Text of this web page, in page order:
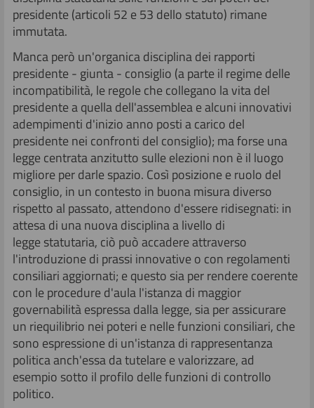
presidente (articoli 52 e 53 dello statuto) rimane
immutata.
Manca però un'organica disciplina dei rapporti
presidente - giunta - consiglio (a parte il regime delle
incompatibilità, le regole che collegano la vita del
presidente a quella dell'assemblea e alcuni innovativi
adempimenti d'inizio anno posti a carico del
presidente nei confronti del consiglio); ma forse una
legge centrata anzitutto sulle elezioni non è il luogo
migliore per darle spazio. Così posizione e ruolo del
consiglio, in un contesto in buona misura diverso
rispetto al passato, attendono d'essere ridisegnati: in
attesa di una nuova disciplina a livello di
legge statutaria, ciò può accadere attraverso
l'introduzione di prassi innovative o con regolamenti
consiliari aggiornati; e questo sia per rendere coerente
con le procedure d'aula l'istanza di maggior
governabilità espressa dalla legge, sia per assicurare
un riequilibrio nei poteri e nelle funzioni consiliari, che
sono espressione di un'istanza di rappresentanza
politica anch'essa da tutelare e valorizzare, ad
esempio sotto il profilo delle funzioni di controllo
politico.